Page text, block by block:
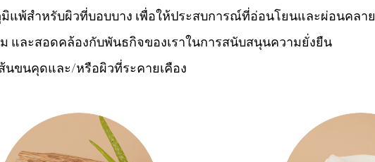
แพ้สำหรับผิวที่บอบบาง เพื่อให้ประสบการณ์ที่อ่อนโยนและผ่อนคลาย
และสอดคล้องกับพันธกิจของเราในการสนับสนุนความยั่งยืน
ขนคุดและ/หรือผิวที่ระคายเคือง